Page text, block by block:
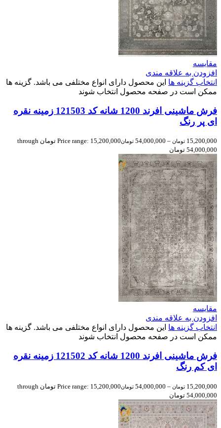
مقایسه
افزودن به علاقه مندی
انتخاب گزینه ها این محصول دارای انواع مختلفی می باشد. گزینه ها
ممکن است در صفحه محصول انتخاب شوند
فرش ماشینی افرند 1200 شانه کد 121503 زمینه نقره
ای پر رنگ
15,200,000 تومان –
54,000,000 تومان
Price range: 15,200,000 تومان through
54,000,000 تومان
مقایسه
افزودن به علاقه مندی
انتخاب گزینه ها این محصول دارای انواع مختلفی می باشد. گزینه ها
ممکن است در صفحه محصول انتخاب شوند
فرش ماشینی افرند 1200 شانه کد 121502 زمینه نقره
ای کم رنگ
15,200,000 تومان –
54,000,000 تومان
Price range: 15,200,000 تومان through
54,000,000 تومان